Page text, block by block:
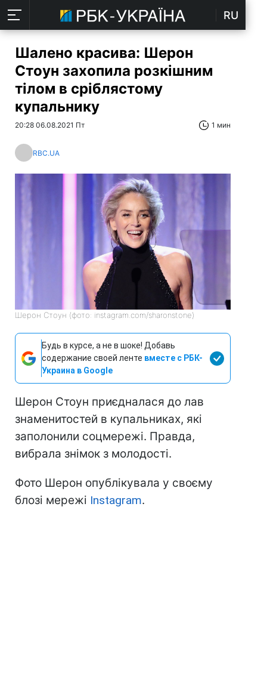
RU
Шалено красива: Шерон
Стоун захопила розкішним
тілом в сріблястому
купальнику
20:28 06.08.2021 Пт 1 мин
RBC.UA
Шерон Стоун (фото: instagram.com/sharonstone)
Будь в курсе, а не в шоке! Добавь
содержание своей ленте вместе с РБК-
Украина в Google
Шерон Стоун приєдналася до лав
знаменитостей в купальниках, які
заполонили соцмережі. Правда,
вибрала знімок з молодості.
Фото Шерон опублікувала у своєму
блозі мережі Instagram.